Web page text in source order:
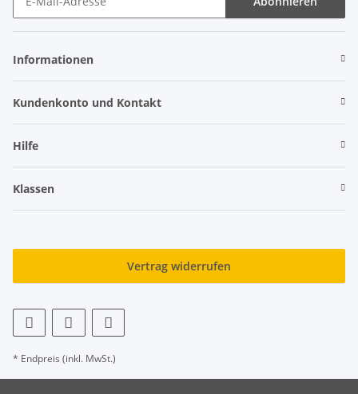
Informationen
Kundenkonto und Kontakt
Hilfe
Klassen
Vertrag widerrufen
* Endpreis (inkl. MwSt.)